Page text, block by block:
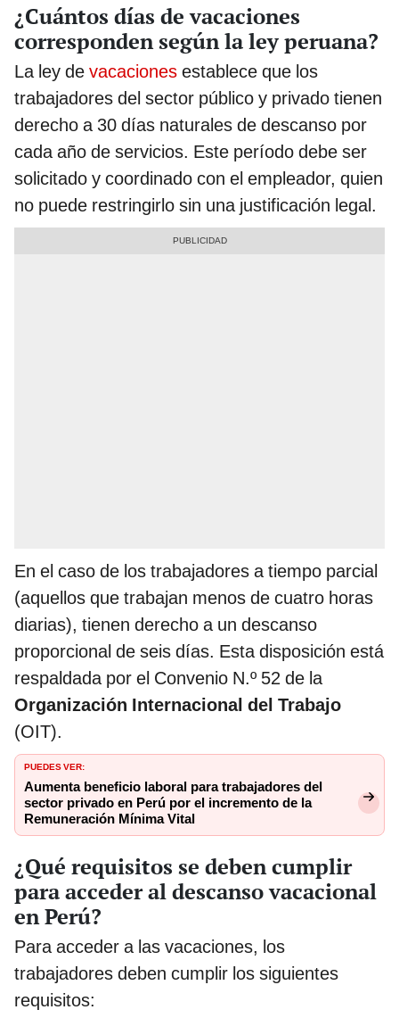
¿Cuántos días de vacaciones
corresponden según la ley peruana?
La ley de vacaciones establece que los
trabajadores del sector público y privado tienen
derecho a 30 días naturales de descanso por
cada año de servicios. Este período debe ser
solicitado y coordinado con el empleador, quien
no puede restringirlo sin una justificación legal.
En el caso de los trabajadores a tiempo parcial
(aquellos que trabajan menos de cuatro horas
diarias), tienen derecho a un descanso
proporcional de seis días. Esta disposición está
respaldada por el Convenio N.º 52 de la
Organización Internacional del Trabajo
(OIT).
PUEDES VER:
Aumenta beneficio laboral para trabajadores del
sector privado en Perú por el incremento de la
Remuneración Mínima Vital
¿Qué requisitos se deben cumplir
para acceder al descanso vacacional
en Perú?
Para acceder a las vacaciones, los
trabajadores deben cumplir los siguientes
requisitos: